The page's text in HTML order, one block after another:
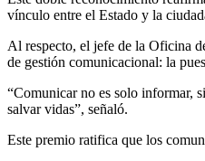
vínculo entre el Estado y la
Al respecto, el jefe de la Oficina
de gestión comunicacional: la
“Comunicar no es solo informar,
salvar vidas”, señaló.
Este premio ratifica que los